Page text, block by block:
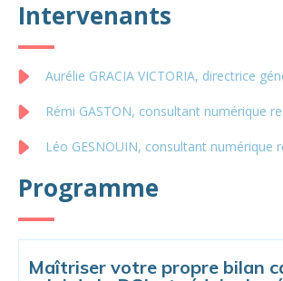
Intervenants
Aurélie GRACIA VICTORIA, directrice
Rémi GASTON, consultant numérique
Léo GESNOUIN, consultant numérique
Programme
Maîtriser votre propre bilan